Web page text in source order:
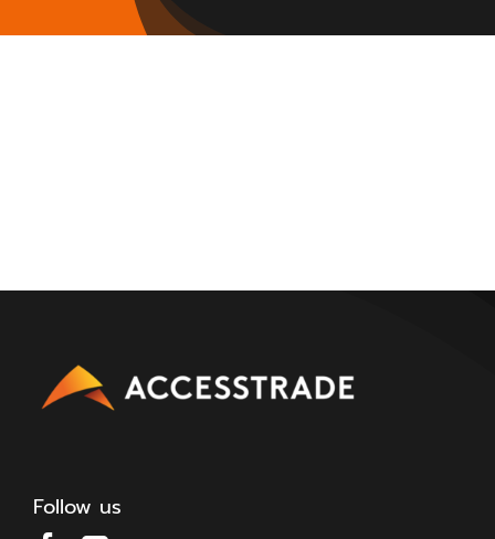
Follow us